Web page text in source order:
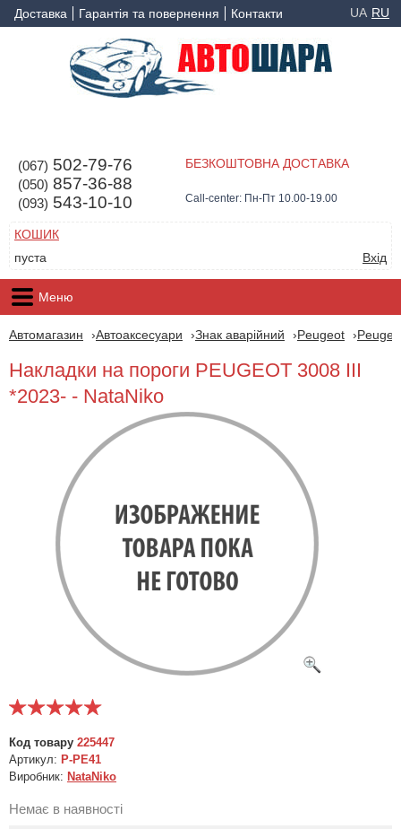
Доставка Гарантія та повернення Контакти UA RU
(067) 502-79-76
(050) 857-36-88
(093) 543-10-10
БЕЗКОШТОВНА ДОСТАВКА
Call-center: Пн-Пт 10.00-19.00
КОШИК
пуста
Вхід
Меню
Автомагазин Автоаксесуари Знак аварійний Peugeot
Накладки на пороги PEUGEOT 3008 III
*2023- - NataNiko
Код товару 225447
Артикул: P-PE41
Виробник: NataNiko
Немає в наявності